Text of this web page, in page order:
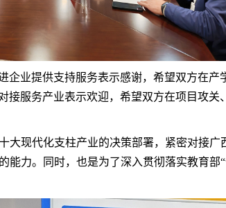
业提供支持服务表示感谢，希望双方在
服务产业表示欢迎，希望双方在项目攻
现代化支柱产业的决策部署，紧密对接广
力。同时，也是为了深入贯彻落实教育部